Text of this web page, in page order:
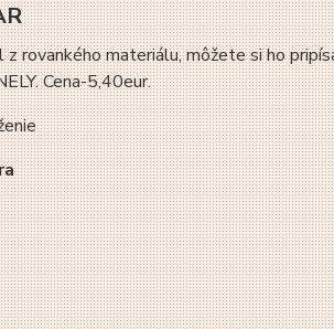
rovankého materiálu, môžete si ho
Cena-5,40eur.